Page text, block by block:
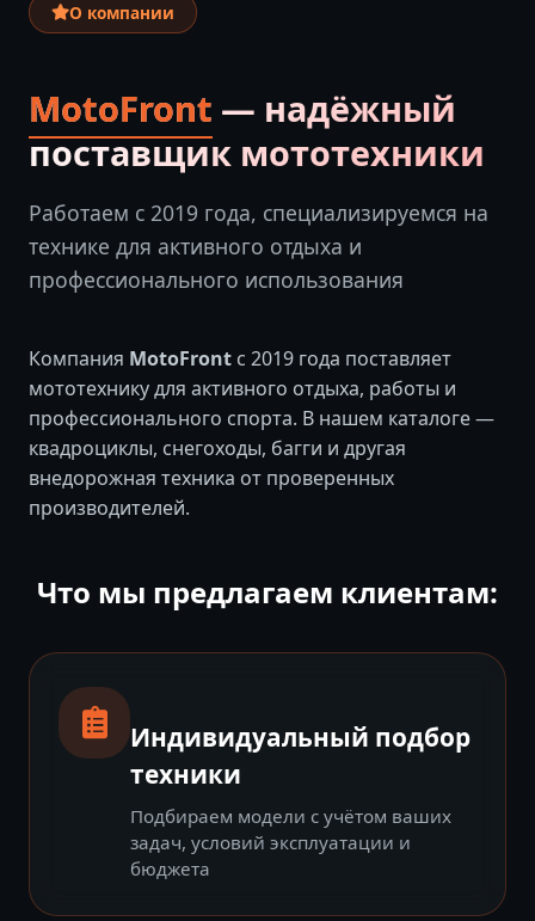
О компании
MotoFront — надёжный
поставщик мототехники
Работаем с 2019 года, специализируемся на
технике для активного отдыха и
профессионального использования
Компания MotoFront с 2019 года поставляет
мототехнику для активного отдыха, работы и
профессионального спорта. В нашем каталоге —
квадроциклы, снегоходы, багги и другая
внедорожная техника от проверенных
производителей.
Что мы предлагаем клиентам:
Индивидуальный подбор
техники
Подбираем модели с учётом ваших
задач, условий эксплуатации и
бюджета